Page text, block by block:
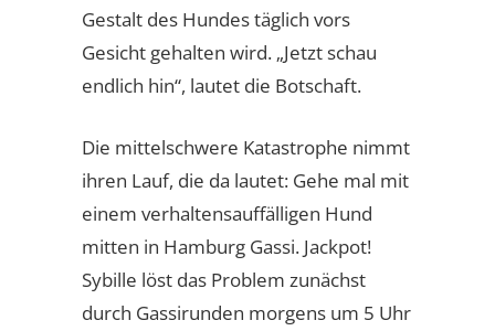
Gestalt des Hundes täglich vors
Gesicht gehalten wird. „Jetzt schau
endlich hin“, lautet die Botschaft.
Die mittelschwere Katastrophe nimmt
ihren Lauf, die da lautet: Gehe mal mit
einem verhaltensauffälligen Hund
mitten in Hamburg Gassi. Jackpot!
Sybille löst das Problem zunächst
durch Gassirunden morgens um 5 Uhr